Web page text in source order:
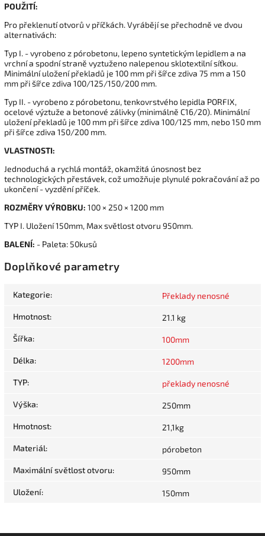
POUŽITÍ:
Pro překlenutí otvorů v příčkách. Vyrábějí se přechodně ve dvou
alternativách:
Typ I. - vyrobeno z pórobetonu, lepeno syntetickým lepidlem a na
vrchní a spodní straně vyztuženo nalepenou sklotextilní síťkou.
Minimální uložení překladů je 100 mm při šířce zdiva 75 mm a 150
mm při šířce zdiva 100/125/150/200 mm.
Typ II. - vyrobeno z pórobetonu, tenkovrstvého lepidla PORFIX,
ocelové výztuže a betonové zálivky (minimálně C16/20). Minimální
uložení překladů je 100 mm při šířce zdiva 100/125 mm, nebo 150 mm
při šířce zdiva 150/200 mm.
VLASTNOSTI:
Jednoduchá a rychlá montáž, okamžitá únosnost bez
technologických přestávek, což umožňuje plynulé pokračování až po
ukončení - vyzdění příček.
ROZMĚRY VÝROBKU: 100 × 250 × 1200 mm
TYP I. Uložení 150mm, Max světlost otvoru 950mm.
BALENÍ: - Paleta: 50kusů
Doplňkové parametry
Kategorie: Překlady nenosné
Hmotnost: 21.1 kg
Šířka: 100mm
Délka: 1200mm
TYP: překlady nenosné
Výška: 250mm
Hmotnost: 21,1kg
Materiál: pórobeton
Maximální světlost otvoru: 950mm
Uložení: 150mm